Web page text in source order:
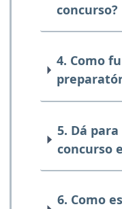
concurso?
4. Como
5. Dá
concurso
6. Como